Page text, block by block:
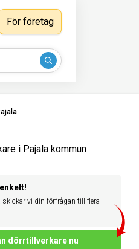
För företag
i Pajala kommun
skickar vi din förfrågan till flera
dörrtillverkare nu